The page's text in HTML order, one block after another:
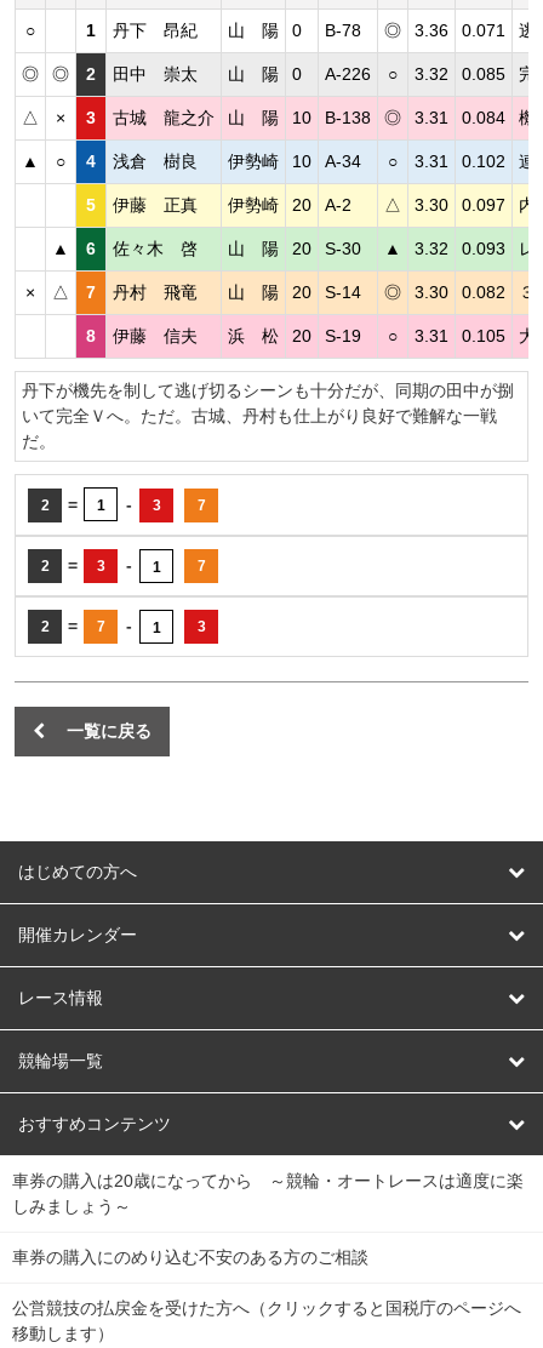
○ 1 丹下 昂紀 山 陽 0 B-78 ◎ 3.36 0.071 逃
◎ ◎ 2 田中 崇太 山 陽 0 A-226 ○ 3.32 0.085 完
△ × 3 古城 龍之介 山 陽 10 B-138 ◎ 3.31 0.084 機
▲ ○ 4 浅倉 樹良 伊勢崎 10 A-34 ○ 3.31 0.102 連
5 伊藤 正真 伊勢崎 20 A-2 △ 3.30 0.097 内
▲ 6 佐々木 啓 山 陽 20 S-30 ▲ 3.32 0.093 レ
× △ 7 丹村 飛竜 山 陽 20 S-14 ◎ 3.30 0.082 ３
8 伊藤 信夫 浜 松 20 S-19 ○ 3.31 0.105 大
丹下が機先を制して逃げ切るシーンも十分だが、同期の田中が捌
いて完全Ｖへ。ただ。古城、丹村も仕上がり良好で難解な一戦
だ。
2 = 1 - 3 7
2 = 3 - 1 7
2 = 7 - 1 3
一覧に戻る
はじめての方へ
はじめての方へ
開催カレンダー
競輪
オートレース
競輪くじ
Dokanto!
チャリロトプラザ
レース情報
レース予想
レース結果
キャリーオーバー一覧
競輪場一覧
北日本 函館競輪場
関
東
弥彦競輪場 前橋競輪場 取手競輪場 宇都宮競輪場
関
東
小田原競輪場
おすすめコンテンツ
競輪選手情報
Perfecta Navi
netkeirin
車券の購入は20歳になってから ～競輪・オートレースは適度に楽
しみましょう～
車券の購入にのめり込む不安のある方のご相談
公営競技の払戻金を受けた方へ（クリックすると国税庁のページへ
移動します）